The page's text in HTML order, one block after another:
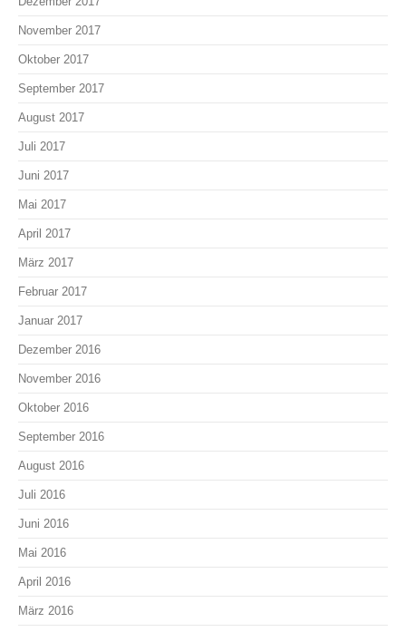
November 2017
Oktober 2017
September 2017
August 2017
Juli 2017
Juni 2017
Mai 2017
April 2017
März 2017
Februar 2017
Januar 2017
Dezember 2016
November 2016
Oktober 2016
September 2016
August 2016
Juli 2016
Juni 2016
Mai 2016
April 2016
März 2016